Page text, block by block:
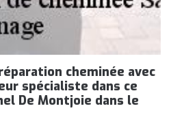
cheminée avec
spécialiste dans ce
De Montjoie dans le